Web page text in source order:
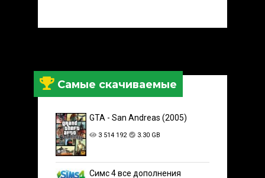
Самые скачиваемые
GTA - San Andreas (2005)
3 514 192 3.30 GB
Симс 4 все дополнения